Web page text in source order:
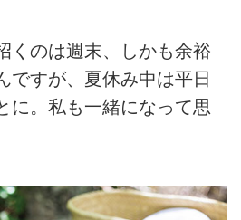
くのは週末、しかも余裕
ですが、夏休み中は平日
に。私も一緒になって思